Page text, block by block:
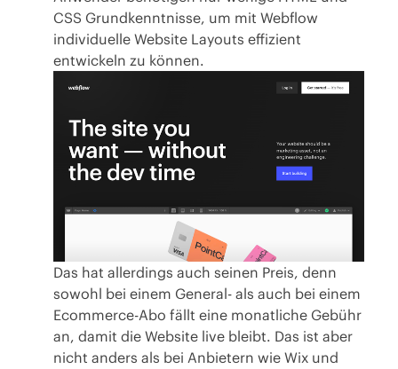
CSS Grundkenntnisse, um mit Webflow
individuelle Website Layouts effizient
entwickeln zu können.
Das hat allerdings auch seinen Preis, denn
sowohl bei einem General- als auch bei einem
Ecommerce-Abo fällt eine monatliche Gebühr
an, damit die Website live bleibt. Das ist aber
nicht anders als bei Anbietern wie Wix und